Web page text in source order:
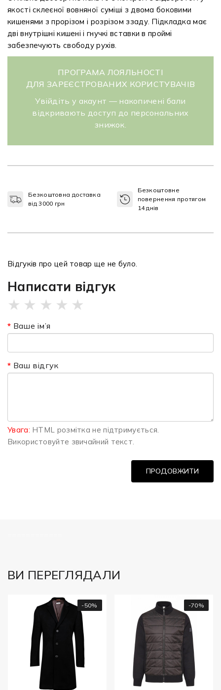
якості склеєної вовняної суміші з двома боковими
кишенями з прорізом і розрізом ззаду. Підкладка має
дві внутрішні кишені і гнучкі вставки в проймі
забезпечують свободу рухів.
ПРОГРАМА ЛОЯЛЬНОСТІ
ДЛЯ ЗАРЕЄСТРОВАНИХ КОРИСТУВАЧІВ
Увійдіть у акаунт — накопичені бали
відкривають доступ до персональних
знижок.
Безкоштовна доставка
від 3000 грн
Безкоштовне
повернення протягом
14 днів
Відгуків про цей товар ще не було.
Написати відгук
★ ★ ★ ★ ★
Ваше ім’я
Ваш відгук
Увага: HTML розмітка не підтримується.
Використовуйте звичайний текст.
ПРОДОВЖИТИ
ВИ ПЕРЕГЛЯДАЛИ
-50% -70%